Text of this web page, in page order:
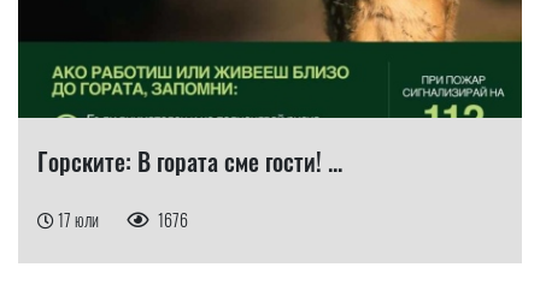
Горските: В гората сме гости! ...
17 юли 1676